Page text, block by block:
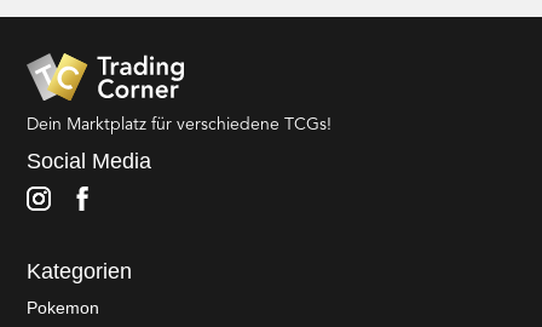
Dein Marktplatz für verschiedene TCGs!
Social Media
Kategorien
Pokemon